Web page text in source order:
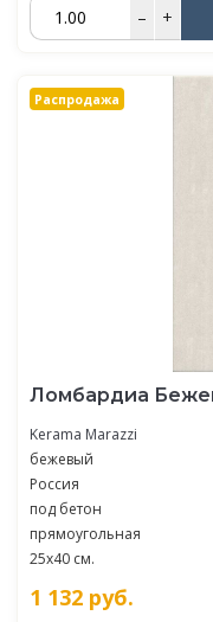
– +
Распродажа
Ломбардиа
Kerama Marazzi
бежевый
Россия
под бетон
прямоугольная
25x40 см.
1 132 руб.